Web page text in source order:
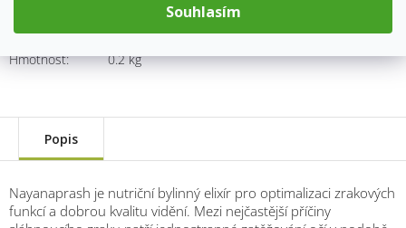
Souhlasím
Kategorie:
Bylinné elixíry
Hmotnost: 0.2 kg
Popis
Nayanaprash je nutriční bylinný elixír pro optimalizaci zrakových
funkcí a dobrou kvalitu vidění. Mezi nejčastější příčiny